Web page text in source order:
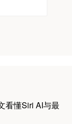
看懂Siri AI与最